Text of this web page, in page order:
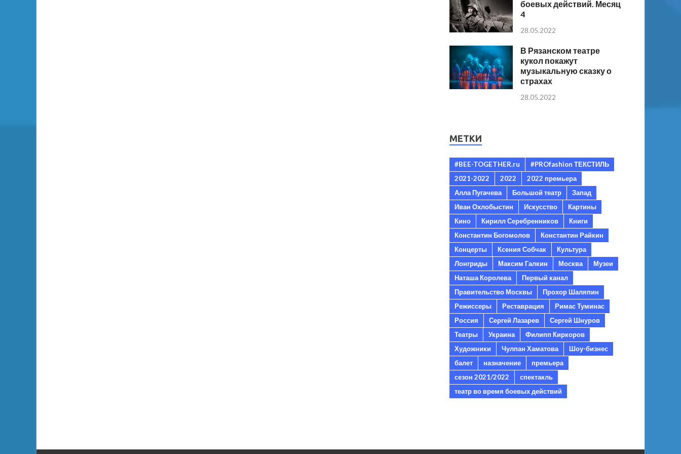
боевых действий. Месяц
4
28.05.2022
В Рязанском театре
кукол покажут
музыкальную сказку о
страхах
28.05.2022
МЕТКИ
#BEE-TOGETHER.ru
#PROfashion ТЕКСТИЛЬ
2021-2022
2022
2022 премьера
Алла Пугачева
Большой театр
Запад
Иван Охлобыстин
Искусство
Картины
Кино
Кирилл Серебренников
Книги
Константин Богомолов
Константин Райкин
Концерты
Ксения Собчак
Культура
Лонгриды
Максим Галкин Москва
Музеи
Наташа Королева
Первый канал
Правительство Москвы
Прохор Шаляпин
Режиссеры
Реставрация
Римас Туминас
Россия
Сергей Лазарев
Сергей Шнуров
Театры
Украина
Филипп Киркоров
Художники
Чулпан Хаматова
Шоу-бизнес
балет
назначение
премьера
сезон 2021/2022
спектакль
театр во время боевых действий